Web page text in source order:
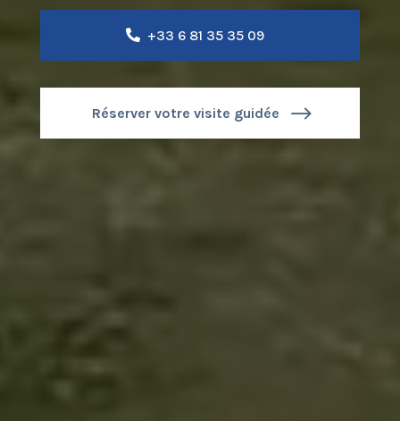
+33 6 81 35 35 09
Réserver votre visite guidée